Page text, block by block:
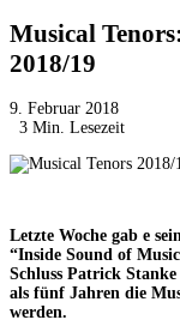
Musical
2018/19
9. Februar 2018
3 Min. Lesezeit
Letzte Woche gab e
“Inside Sound of
Schluss Patrick
als fünf Jahren die
werden.